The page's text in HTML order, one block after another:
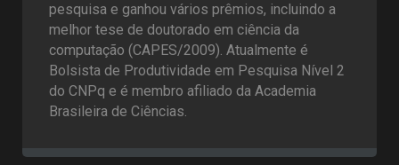
pesquisa e ganhou vários prêmios, incluindo a
melhor tese de doutorado em ciência da
computação (CAPES/2009). Atualmente é
Bolsista de Produtividade em Pesquisa Nível 2
do CNPq e é membro afiliado da Academia
Brasileira de Ciências.